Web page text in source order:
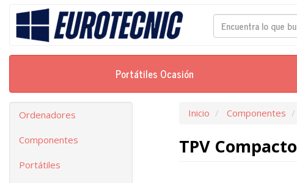
Portátiles Ocasión
Ordenadores
Componentes
Portátiles
Inicio Componentes
TPV Compacto